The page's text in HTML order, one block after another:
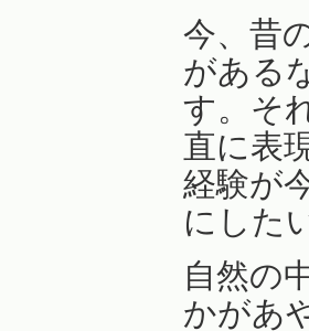
今、昔
がある
す。そ
直に表
経験が
にした
自然の
かがあ